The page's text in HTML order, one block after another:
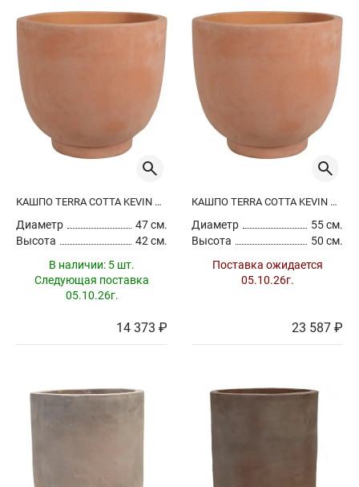
КАШПО TERRA COTTA KEVIN POT TERRA
Диаметр
47 см.
Высота
42 см.
В наличии: 5 шт.
Следующая поставка
05.10.26г.
14 373 ₽
КАШПО TERRA COTTA KEVIN POT TERRA
Диаметр
55 см.
Высота
50 см.
Поставка ожидается
05.10.26г.
23 587 ₽